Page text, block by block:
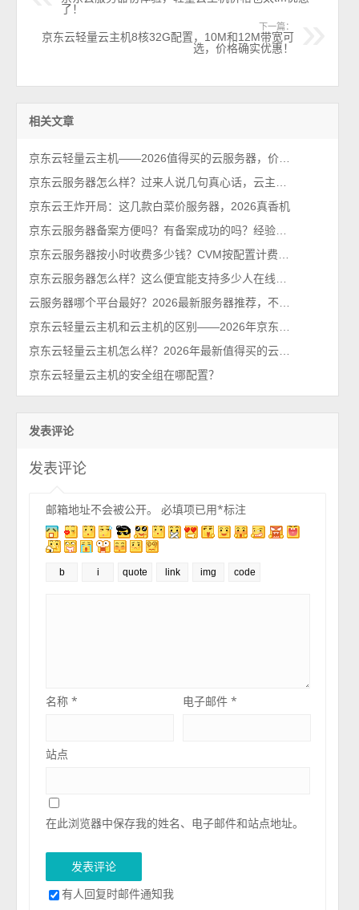
了！
下一篇：
京东云轻量云主机8核32G配置，10M和12M带宽可
选，价格确实优惠！
相关文章
京东云王炸开局：这几款白菜价服务器，2026真香机
京东云轻量云主机的安全组在哪配置？
发表评论
发表评论
邮箱地址不会被公开。 必填项已用*标注
名称* 电子邮件*
站点
在此浏览器中保存我的姓名、电子邮件和站点地址。
有人回复时邮件通知我